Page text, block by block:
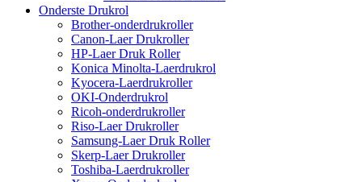
Onderste Drukrol
Brother-onderdrukroller
Canon-Laer Drukroller
HP-Laer Druk Roller
Konica Minolta-Laerdrukrol
Kyocera-Laerdrukroller
OKI-Onderdrukrol
Ricoh-onderdrukroller
Riso-Laer Drukroller
Samsung-Laer Druk Roller
Skerp-Laer Drukroller
Toshiba-Laerdrukroller